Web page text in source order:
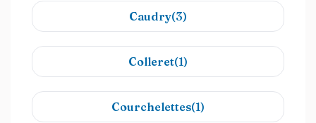
Caudry(3)
Colleret(1)
Courchelettes(1)